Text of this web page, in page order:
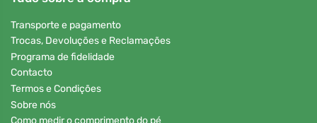
Transporte e pagamento
Trocas, Devoluções e Reclamações
Programa de fidelidade
Contacto
Termos e Condições
Sobre nós
Como medir o comprimento do pé